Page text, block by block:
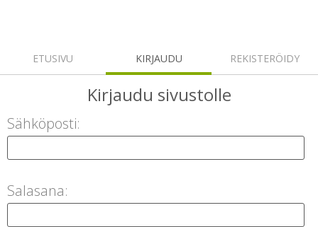
ETUSIVU KIRJAUDU REKISTERÖIDY
Kirjaudu sivustolle
Sähköposti:
Salasana: